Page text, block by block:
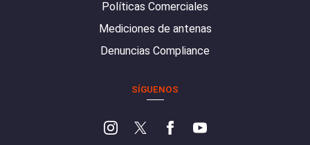
Políticas Comerciales
Mediciones de antenas
Denuncias Compliance
SÍGUENOS